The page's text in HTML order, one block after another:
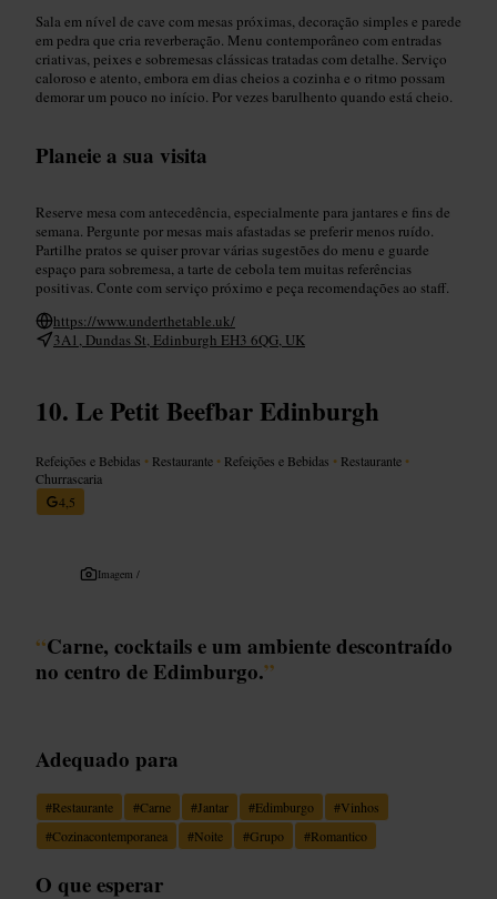
Sala em nível de cave com mesas próximas, decoração simples e parede
em pedra que cria reverberação. Menu contemporâneo com entradas
criativas, peixes e sobremesas clássicas tratadas com detalhe. Serviço
caloroso e atento, embora em dias cheios a cozinha e o ritmo possam
demorar um pouco no início. Por vezes barulhento quando está cheio.
Planeie a sua visita
Reserve mesa com antecedência, especialmente para jantares e fins de
semana. Pergunte por mesas mais afastadas se preferir menos ruído.
Partilhe pratos se quiser provar várias sugestões do menu e guarde
espaço para sobremesa, a tarte de cebola tem muitas referências
positivas. Conte com serviço próximo e peça recomendações ao staff.
https://www.underthetable.uk/
3A1, Dundas St, Edinburgh EH3 6QG, UK
Le Petit Beefbar Edinburgh
Refeições e Bebidas • Restaurante • Refeições e Bebidas • Restaurante •
Churrascaria
4,5
Imagem /
“Carne, cocktails e um ambiente descontraído
no centro de Edimburgo.”
Adequado para
#Restaurante #Carne #Jantar #Edimburgo #Vinhos
#Cozinacontemporanea #Noite #Grupo #Romantico
O que esperar